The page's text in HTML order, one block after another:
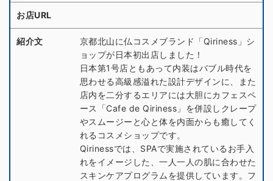
お店URL
紹介文
京都北山に仏コスメブランド「Qiriness」シ
ョップが日本初出店しました！
日本第1号店ともあって内装はバブル時代を
思わせる高級感溢れた設計デザインに、また
店内を二分するエリアには大胆にカフェスペ
ース「Cafe de Qiriness」を併設しクレープ
やスムージーと心と体を内面からも癒してく
れるコスメショップです。
Qirinessでは、SPAで実施されているお手入
れをイメージした、一人一人の肌に合わせた
スキンケアプログラムを提供しています。フ